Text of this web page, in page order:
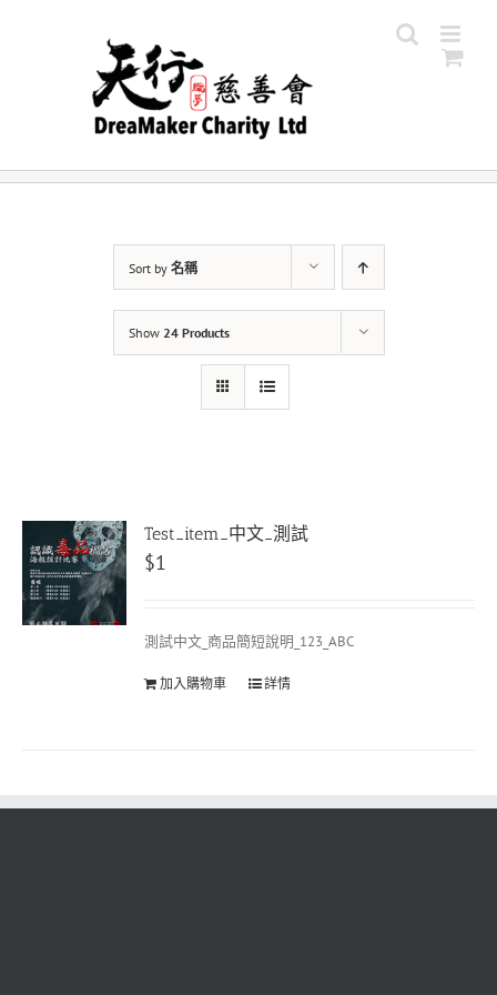
Sort by 名稱
Show 24 Products
Test_item_中文_測試
$1
測試中文_商品簡短說明_123_ABC
加入購物車 詳情